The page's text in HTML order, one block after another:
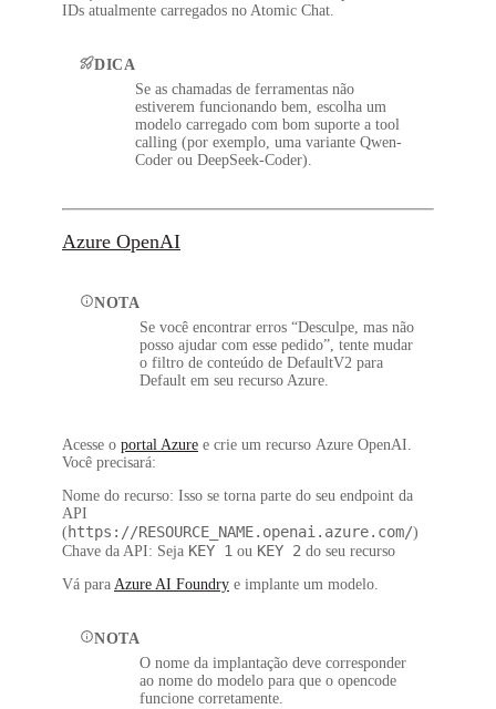
IDs atualmente carregados no Atomic Chat.
DICA
Se as chamadas de ferramentas não
estiverem funcionando bem, escolha um
modelo carregado com bom suporte a tool
calling (por exemplo, uma variante Qwen-
Coder ou DeepSeek-Coder).
Azure OpenAI
NOTA
Se você encontrar erros “Desculpe, mas não
posso ajudar com esse pedido”, tente mudar
o filtro de conteúdo de DefaultV2 para
Default em seu recurso Azure.
Acesse o portal Azure e crie um recurso Azure OpenAI.
Você precisará:
Nome do recurso: Isso se torna parte do seu endpoint da
API
( https://RESOURCE_NAME.openai.azure.com/)
Chave da API: Seja KEY 1 ou KEY 2 do seu recurso
Vá para Azure AI Foundry e implante um modelo.
NOTA
O nome da implantação deve corresponder
ao nome do modelo para que o opencode
funcione corretamente.